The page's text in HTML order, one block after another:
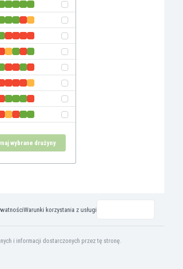
wybrane drużyny
Warunki korzystania z usługi
i informacji dostarczonych przez tę stronę.